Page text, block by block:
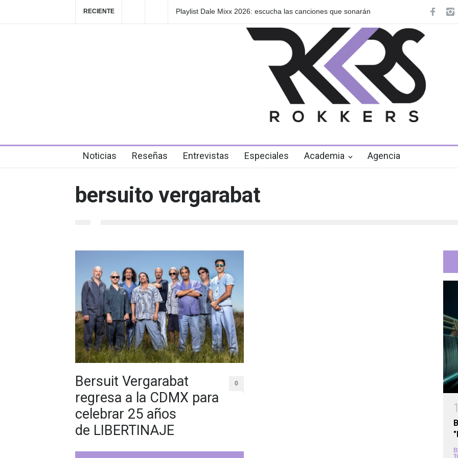
RECIENTE
Playlist Dale Mixx 2026: escucha las canciones que sonarán
GRLS anuncia su
Noticias Reseñas Entrevistas Especiales Academia Agencia
bersuito vergarabat
Bersuit Vergarabat
regresa a la CDMX para
celebrar 25 años
de LIBERTINAJE
0
1